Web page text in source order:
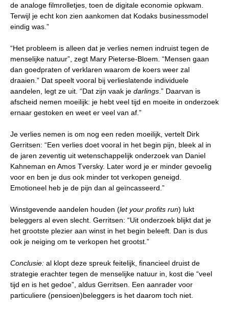
de analoge filmrolletjes, toen de digitale economie opkwam.
Terwijl je echt kon zien aankomen dat Kodaks businessmodel
eindig was.”
“Het probleem is alleen dat je verlies nemen indruist tegen de
menselijke natuur”, zegt Mary Pieterse-Bloem. “Mensen gaan
dan goedpraten of verklaren waarom de koers weer zal
draaien.” Dat speelt vooral bij verlieslatende individuele
aandelen, legt ze uit. “Dat zijn vaak je darlings .” Daarvan is
afscheid nemen moeilijk: je hebt veel tijd en moeite in onderzoek
ernaar gestoken en weet er veel van af.”
Je verlies nemen is om nog een reden moeilijk, vertelt Dirk
Gerritsen: “Een verlies doet vooral in het begin pijn, bleek al in
de jaren zeventig uit wetenschappelijk onderzoek van Daniel
Kahneman en Amos Tversky. Later word je er minder gevoelig
voor en ben je dus ook minder tot verkopen geneigd.
Emotioneel heb je de pijn dan al geïncasseerd.”
Winstgevende aandelen houden (let your profits run) lukt
beleggers al even slecht. Gerritsen: “Uit onderzoek blijkt dat je
het grootste plezier aan winst in het begin beleeft. Dan is dus
ook je neiging om te verkopen het grootst.”
Conclusie: al klopt deze spreuk feitelijk, financieel druist de
strategie erachter tegen de menselijke natuur in, kost die “veel
tijd en is het gedoe”, aldus Gerritsen. Een aanrader voor
particuliere (pensioen)beleggers is het daarom toch niet.